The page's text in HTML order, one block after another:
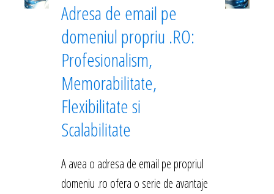
Adresa de email pe
domeniul propriu .RO:
Profesionalism,
Memorabilitate,
Flexibilitate si
Scalabilitate
A avea o adresa de email pe propriul
domeniu .ro ofera o serie de avantaje